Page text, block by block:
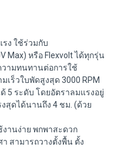
รง ใช้ร่วมกับ
Max) หรือ Flexvolt ได้ทุกรุ่น
ามทนทานต่อการใช้
เร็วใบพัดสูงสุด 3000 RPM
5 ระดับ โดยอัตราลมแรงอยู่
สุดได้นานถึง 4 ชม. (ด้วย
งานง่าย พกพาสะดวก
สามารถวางตั้งพื้น ตั้ง